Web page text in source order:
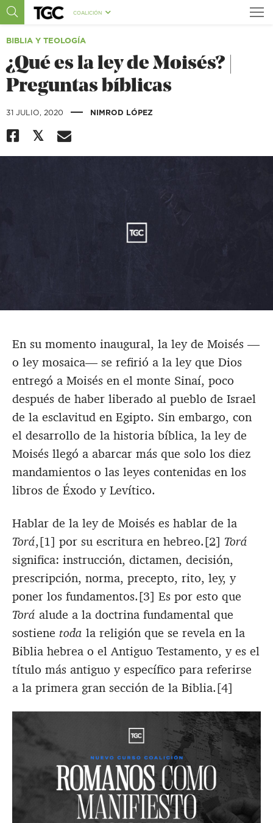
COALICIÓN
BIBLIA Y TEOLOGÍA
¿Qué es la ley de Moisés? |
Preguntas bíblicas
31 JULIO, 2020 | NIMROD LÓPEZ
En su momento inaugural, la ley de Moisés —
o ley mosaica— se refirió a la ley que Dios
entregó a Moisés en el monte Sinaí, poco
después de haber liberado al pueblo de Israel
de la esclavitud en Egipto. Sin embargo, con
el desarrollo de la historia bíblica, la ley de
Moisés llegó a abarcar más que solo los diez
mandamientos o las leyes contenidas en los
libros de Éxodo y Levítico.
Hablar de la ley de Moisés es hablar de la
Torá,[1] por su escritura en hebreo.[2] Torá
significa: instrucción, dictamen, decisión,
prescripción, norma, precepto, rito, ley, y
poner los fundamentos.[3] Es por esto que
Torá alude a la doctrina fundamental que
sostiene toda la religión que se revela en la
Biblia hebrea o el Antiguo Testamento, y es el
título más antiguo y específico para referirse
a la primera gran sección de la Biblia.[4]